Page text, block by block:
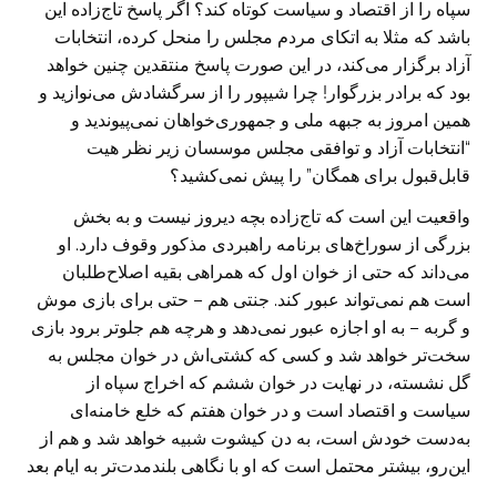
سپاه را از اقتصاد و سیاست ‏کوتاه کند؟ اگر پاسخ تاج‌زاده این
باشد که مثلا به اتکای مردم مجلس را منحل کرده، ‏انتخابات
آزاد برگزار می‌کند، در این صورت پاسخ منتقدین چنین خواهد
بود که برادر ‏بزرگوار! چرا شیپور را از سرگشادش می‌نوازید و
همین امروز به جبهه ملی و ‏جمهوری‌خواهان نمی‌پیوندید و
“انتخابات آزاد و توافقی مجلس موسسان زیر نظر هیت
قابل‌‏قبول برای همگان” را پیش نمی‌کشید؟
واقعیت این است که تاج‌زاده بچه دیروز نیست و به بخش
بزرگی از سوراخ‌های برنامه ‏راهبردی مذکور وقوف دارد. او
می‌داند که حتی از خوان اول که همراهی بقیه اصلاح‌طلبان
است هم نمی‌تواند عبور کند. جنتی هم – حتی برای بازی موش
و گربه – به او ‏اجازه عبور نمی‌دهد و هرچه هم جلوتر برود بازی
سخت‌تر خواهد شد و کسی که کشتی‌‏اش در خوان مجلس به
گل نشسته، در نهایت در خوان ششم که اخراج سپاه از
سیاست و ‏اقتصاد است و در خوان هفتم که خلع خامنه‌ای
به‌دست خودش است، به دن کیشوت شبیه ‏خواهد شد و هم از
این‌رو، بیشتر محتمل است که او با نگاهی بلندمدت‌تر به ایام بعد